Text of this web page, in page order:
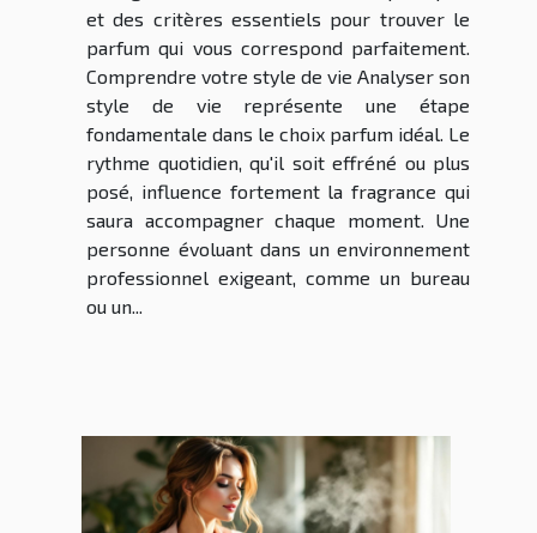
et des critères essentiels pour trouver le
parfum qui vous correspond parfaitement.
Comprendre votre style de vie Analyser son
style de vie représente une étape
fondamentale dans le choix parfum idéal. Le
rythme quotidien, qu'il soit effréné ou plus
posé, influence fortement la fragrance qui
saura accompagner chaque moment. Une
personne évoluant dans un environnement
professionnel exigeant, comme un bureau
ou un...